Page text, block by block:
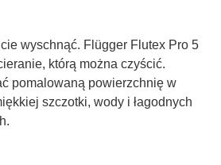
wyschnąć. Flügger Flutex Pro 5
którą można czyścić.
pomalowaną powierzchnię w
szczotki, wody i łagodnych